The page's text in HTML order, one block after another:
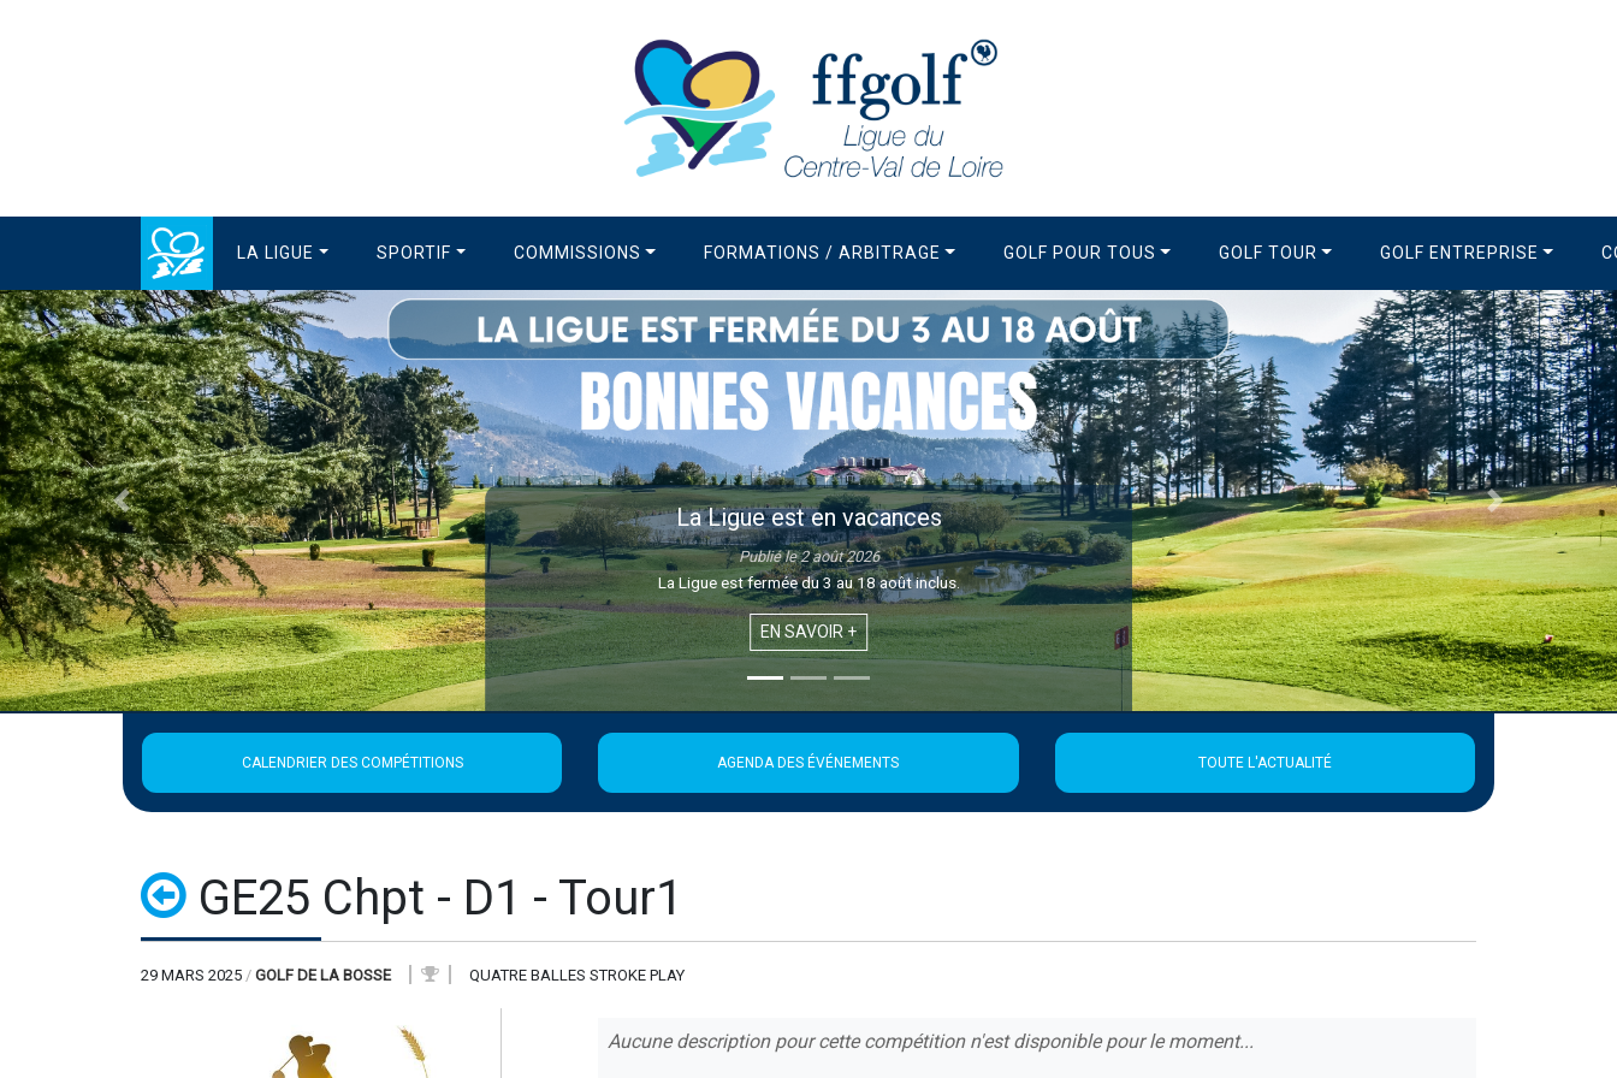
LA LIGUE SPORTIF COMMISSIONS FORMATIONS / ARBITRAGE GOLF POUR TOUS GOLF TOUR GOLF ENTREPRISE
La Newsletter de la Ligue
Publié le 1 août 2026
Retrouvez la 21ème édition de la Newsletter de la Ligue
EN SAVOIR +
Précédent Suivant
CALENDRIER DES COMPÉTITIONS AGENDA DES ÉVÉNEMENTS TOUTE L'ACTUALITÉ
GE25 Chpt - D1 - Tour1
29 MARS 2025 / GOLF DE LA BOSSE QUATRE BALLES STROKE PLAY
Aucune description pour cette compétition n'est disponible pour le moment...